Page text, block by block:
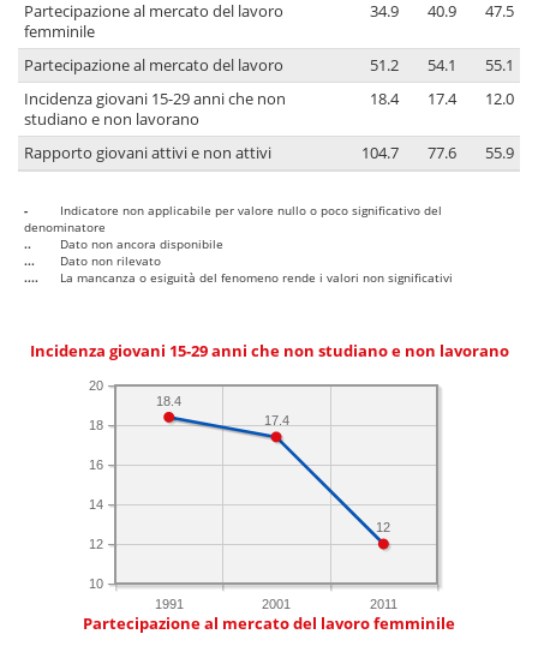
Partecipazione al mercato del lavoro
femminile
34.9 40.9 47.5
Partecipazione al mercato del lavoro 51.2 54.1
55.1
Incidenza giovani 15-29 anni che non
studiano e non lavorano
18.4 17.4 12.0
Rapporto giovani attivi e non attivi 104.7 77.6 55.9
-
Indicatore non applicabile per valore nullo o poco significativo del
denominatore
..
Dato non ancora disponibile
...
Dato non rilevato
....
La mancanza o esiguità del fenomeno rende i valori non significativi
Incidenza giovani 15-29 anni che non studiano e non lavorano
1991 2001 2011
10
12
14
16
18
20
12
17.4
18.4
Partecipazione al mercato del lavoro femminile